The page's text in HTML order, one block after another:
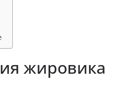
жировика